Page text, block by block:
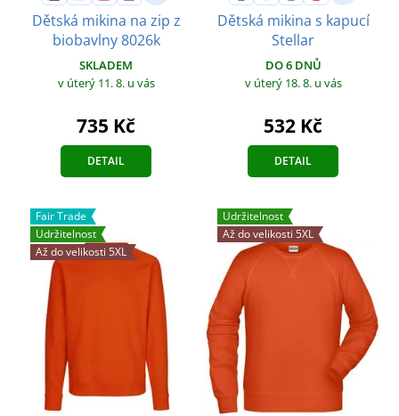
Dětská mikina na zip z
biobavlny 8026k
SKLADEM
v úterý 11. 8. u vás
735 Kč
DETAIL
Dětská mikina s kapucí
Stellar
DO 6 DNŮ
v úterý 18. 8. u vás
532 Kč
DETAIL
Fair Trade
Udržitelnost
Až do velikosti 5XL
Udržitelnost
Až do velikosti 5XL